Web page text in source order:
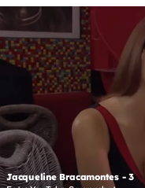
Jacqueline Bracamontes - 3